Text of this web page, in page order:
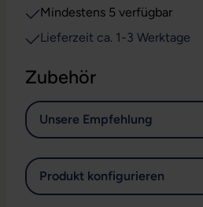
Mindestens 5 verfügbar
Lieferzeit ca. 1-3 Werktage
Zubehör
Unsere Empfehlung
Produkt konfigurieren